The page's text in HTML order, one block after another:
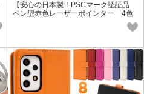
【安心の日本製！PSCマーク認証品
ペン型赤色レーザーポインター 4色